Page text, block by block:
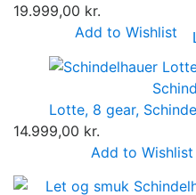
19.999,00 kr.
Add to Wishlist
Lotte, 8 gear,
14.999,00 kr.
Add to Wishlist